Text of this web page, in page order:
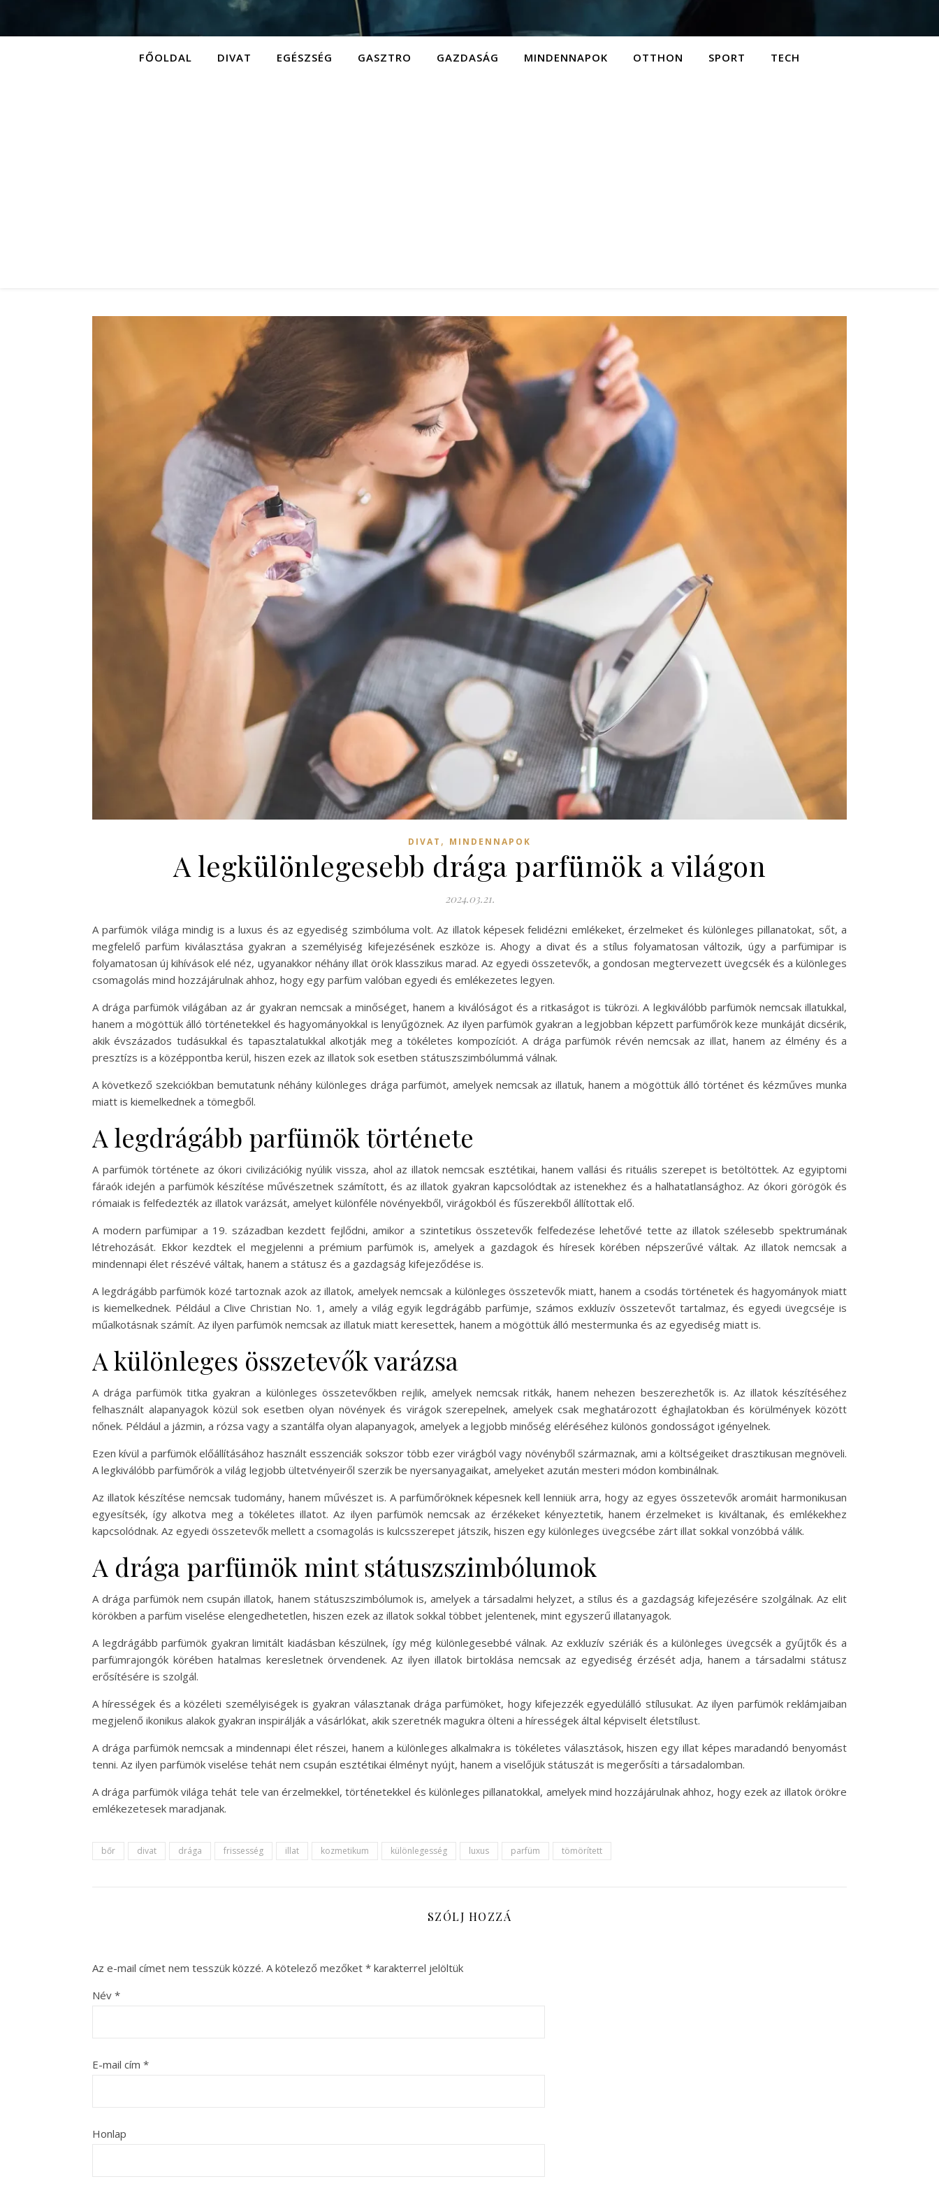
FŐOLDAL DIVAT EGÉSZSÉG GASZTRO GAZDASÁG MINDENNAPOK OTTHON SPORT TECH
DIVAT , MINDENNAPOK
A legkülönlegesebb drága parfümök a világon
2024.03.21.
A parfümök világa mindig is a luxus és az egyediség szimbóluma volt. Az illatok képesek felidézni emlékeket, érzelmeket és különleges pillanatokat, sőt, a
megfelelő parfüm kiválasztása gyakran a személyiség kifejezésének eszköze is. Ahogy a divat és a stílus folyamatosan változik, úgy a parfümipar is
folyamatosan új kihívások elé néz, ugyanakkor néhány illat örök klasszikus marad. Az egyedi összetevők, a gondosan megtervezett üvegcsék és a különleges
csomagolás mind hozzájárulnak ahhoz, hogy egy parfüm valóban egyedi és emlékezetes legyen.
A drága parfümök világában az ár gyakran nemcsak a minőséget, hanem a kiválóságot és a ritkaságot is tükrözi. A legkiválóbb parfümök nemcsak illatukkal,
hanem a mögöttük álló történetekkel és hagyományokkal is lenyűgöznek. Az ilyen parfümök gyakran a legjobban képzett parfümőrök keze munkáját dicsérik,
akik évszázados tudásukkal és tapasztalatukkal alkotják meg a tökéletes kompozíciót. A drága parfümök révén nemcsak az illat, hanem az élmény és a
presztízs is a középpontba kerül, hiszen ezek az illatok sok esetben státuszszimbólummá válnak.
A következő szekciókban bemutatunk néhány különleges drága parfümöt, amelyek nemcsak az illatuk, hanem a mögöttük álló történet és kézműves munka
miatt is kiemelkednek a tömegből.
A legdrágább parfümök története
A parfümök története az ókori civilizációkig nyúlik vissza, ahol az illatok nemcsak esztétikai, hanem vallási és rituális szerepet is betöltöttek. Az egyiptomi
fáraók idején a parfümök készítése művészetnek számított, és az illatok gyakran kapcsolódtak az istenekhez és a halhatatlansághoz. Az ókori görögök és
rómaiak is felfedezték az illatok varázsát, amelyet különféle növényekből, virágokból és fűszerekből állítottak elő.
A modern parfümipar a 19. században kezdett fejlődni, amikor a szintetikus összetevők felfedezése lehetővé tette az illatok szélesebb spektrumának
létrehozását. Ekkor kezdtek el megjelenni a prémium parfümök is, amelyek a gazdagok és híresek körében népszerűvé váltak. Az illatok nemcsak a
mindennapi élet részévé váltak, hanem a státusz és a gazdagság kifejeződése is.
A legdrágább parfümök közé tartoznak azok az illatok, amelyek nemcsak a különleges összetevők miatt, hanem a csodás történetek és hagyományok miatt
is kiemelkednek. Például a Clive Christian No. 1, amely a világ egyik legdrágább parfümje, számos exkluzív összetevőt tartalmaz, és egyedi üvegcséje is
műalkotásnak számít. Az ilyen parfümök nemcsak az illatuk miatt keresettek, hanem a mögöttük álló mestermunka és az egyediség miatt is.
A különleges összetevők varázsa
A drága parfümök titka gyakran a különleges összetevőkben rejlik, amelyek nemcsak ritkák, hanem nehezen beszerezhetők is. Az illatok készítéséhez
felhasznált alapanyagok közül sok esetben olyan növények és virágok szerepelnek, amelyek csak meghatározott éghajlatokban és körülmények között
nőnek. Például a jázmin, a rózsa vagy a szantálfa olyan alapanyagok, amelyek a legjobb minőség eléréséhez különös gondosságot igényelnek.
Ezen kívül a parfümök előállításához használt esszenciák sokszor több ezer virágból vagy növényből származnak, ami a költségeiket drasztikusan megnöveli.
A legkiválóbb parfümőrök a világ legjobb ültetvényeiről szerzik be nyersanyagaikat, amelyeket azután mesteri módon kombinálnak.
Az illatok készítése nemcsak tudomány, hanem művészet is. A parfümőröknek képesnek kell lenniük arra, hogy az egyes összetevők aromáit harmonikusan
egyesítsék, így alkotva meg a tökéletes illatot. Az ilyen parfümök nemcsak az érzékeket kényeztetik, hanem érzelmeket is kiváltanak, és emlékekhez
kapcsolódnak. Az egyedi összetevők mellett a csomagolás is kulcsszerepet játszik, hiszen egy különleges üvegcsébe zárt illat sokkal vonzóbbá válik.
A drága parfümök mint státuszszimbólumok
A drága parfümök nem csupán illatok, hanem státuszszimbólumok is, amelyek a társadalmi helyzet, a stílus és a gazdagság kifejezésére szolgálnak. Az elit
körökben a parfüm viselése elengedhetetlen, hiszen ezek az illatok sokkal többet jelentenek, mint egyszerű illatanyagok.
A legdrágább parfümök gyakran limitált kiadásban készülnek, így még különlegesebbé válnak. Az exkluzív szériák és a különleges üvegcsék a gyűjtők és a
parfümrajongók körében hatalmas keresletnek örvendenek. Az ilyen illatok birtoklása nemcsak az egyediség érzését adja, hanem a társadalmi státusz
erősítésére is szolgál.
A hírességek és a közéleti személyiségek is gyakran választanak drága parfümöket, hogy kifejezzék egyedülálló stílusukat. Az ilyen parfümök reklámjaiban
megjelenő ikonikus alakok gyakran inspirálják a vásárlókat, akik szeretnék magukra ölteni a hírességek által képviselt életstílust.
A drága parfümök nemcsak a mindennapi élet részei, hanem a különleges alkalmakra is tökéletes választások, hiszen egy illat képes maradandó benyomást
tenni. Az ilyen parfümök viselése tehát nem csupán esztétikai élményt nyújt, hanem a viselőjük státuszát is megerősíti a társadalomban.
A drága parfümök világa tehát tele van érzelmekkel, történetekkel és különleges pillanatokkal, amelyek mind hozzájárulnak ahhoz, hogy ezek az illatok örökre
emlékezetesek maradjanak.
bőr divat drága frissesség illat kozmetikum különlegesség luxus parfüm tömörített
SZÓLJ HOZZÁ
Az e-mail címet nem tesszük közzé. A kötelező mezőket * karakterrel jelöltük
Név *
E-mail cím *
Honlap